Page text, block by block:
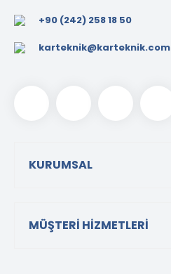
+90 (242) 258 18 50
karteknik@karteknik.com
KURUMSAL
MÜŞTERİ HİZMETLERİ